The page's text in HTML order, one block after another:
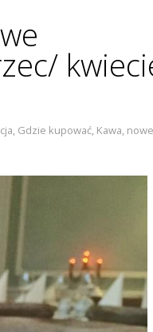
, Gdzie kupować, Kawa,